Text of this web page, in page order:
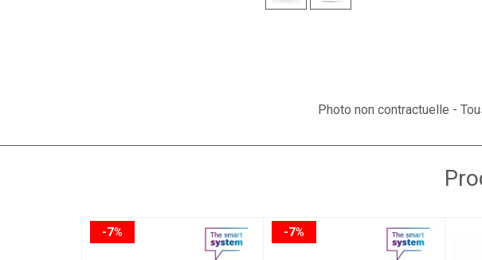
Photo non contractuelle -
-7% -7%